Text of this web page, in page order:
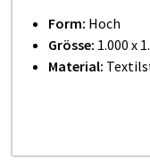
Form: Hoch
Grösse: 1.000 x
Material: